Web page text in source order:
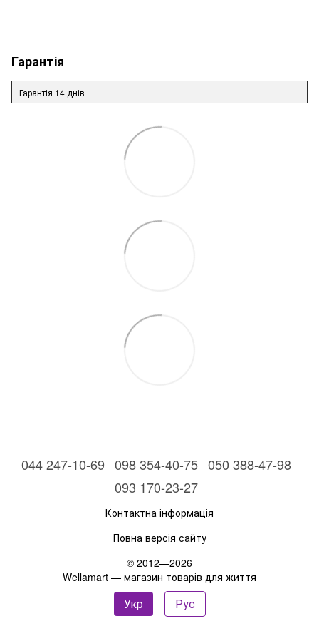
Гарантія
Гарантія 14 днів
044 247-10-69 098 354-40-75 050 388-47-98
093 170-23-27
Контактна інформація
Повна версія сайту
© 2012—2026
Wellamart — магазин товарів для життя
Укр Рус